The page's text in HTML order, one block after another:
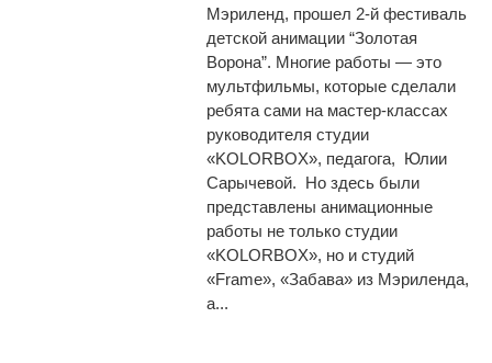
Мэриленд, прошел 2-й фестиваль
детской анимации “Золотая
Ворона”. Многие работы — это
мультфильмы, которые сделали
ребята сами на мастер-классах
руководителя студии
«KOLORBOX», педагога, Юлии
Сарычевой. Но здесь были
представлены анимационные
работы не только студии
«KOLORBOX», но и студий
«Frame», «Забава» из Мэриленда,
а...